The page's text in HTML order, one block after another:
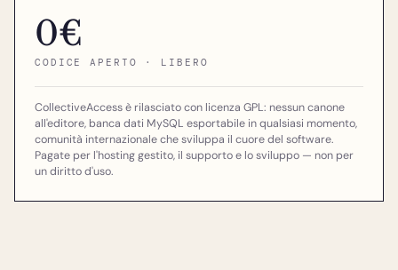
0€
CODICE APERTO · LIBERO
CollectiveAccess è rilasciato con licenza GPL: nessun canone
all'editore, banca dati MySQL esportabile in qualsiasi momento,
comunità internazionale che sviluppa il cuore del software.
Pagate per l'hosting gestito, il supporto e lo sviluppo — non per
un diritto d'uso.